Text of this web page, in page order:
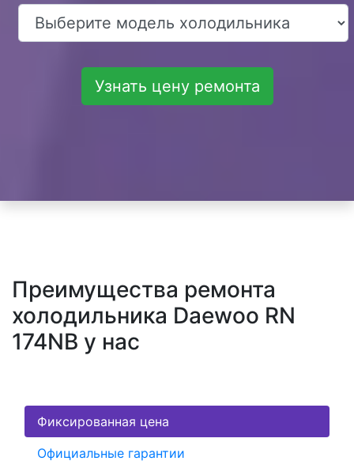
Узнать цену ремонта
Преимущества ремонта
холодильника Daewoo RN
174NB у нас
Фиксированная цена
Официальные гарантии